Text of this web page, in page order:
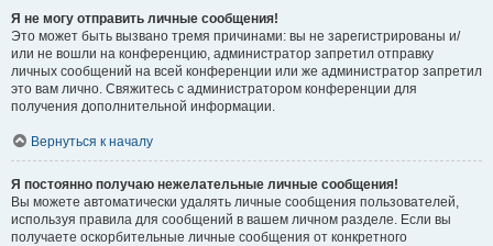
Я не могу отправить личные сообщения!
Это может быть вызвано тремя причинами: вы не зарегистрированы и/
или не вошли на конференцию, администратор запретил отправку
личных сообщений на всей конференции или же администратор запретил
это вам лично. Свяжитесь с администратором конференции для
получения дополнительной информации.
Вернуться к началу
Я постоянно получаю нежелательные личные сообщения!
Вы можете автоматически удалять личные сообщения пользователей,
используя правила для сообщений в вашем личном разделе. Если вы
получаете оскорбительные личные сообщения от конкретного